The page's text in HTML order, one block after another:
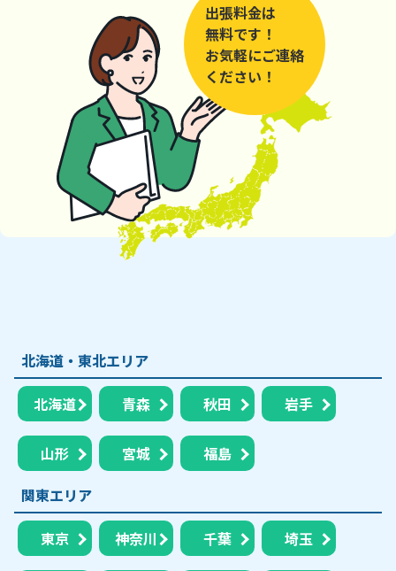
出張料金は
無料です！
お気軽にご連絡
ください！
北海道・東北エリア
北海道 青森 秋田 岩手
山形 宮城
福島
関東エリア
東京 神奈川 千葉 埼玉